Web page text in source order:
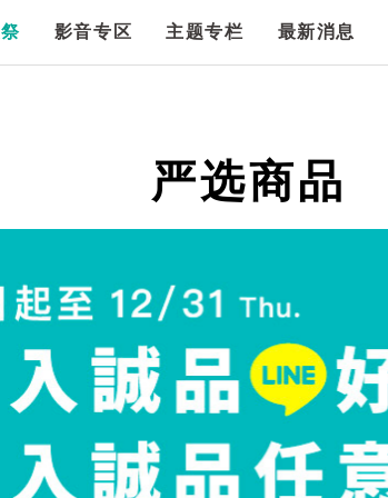
影音专区 主题专栏 最新消息
严选商品